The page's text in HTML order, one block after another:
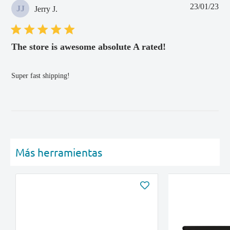
JJ Jerry J.
The store is awesome absolute A rated!
Super fast shipping!
23/01/23
Más herramientas